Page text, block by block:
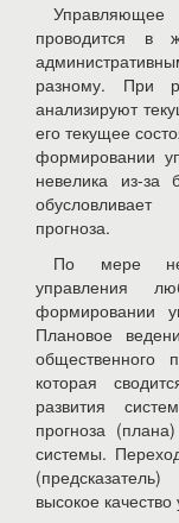
проводится в
разному. При
анализируют
его текущее
формировании
невелика из-за
прогноза.
По мере
управления
формировании
Плановое
общественного
которая
развития
прогноза
системы.
высокое